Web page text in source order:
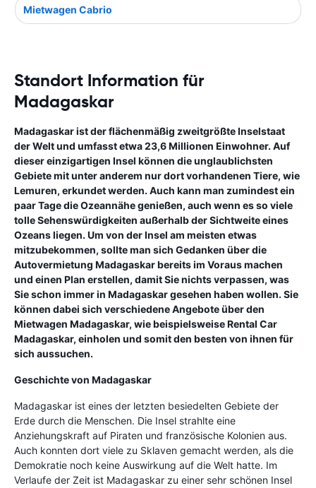
Mietwagen Cabrio
Standort Information für
Madagaskar
Madagaskar ist der flächenmäßig zweitgrößte Inselstaat
der Welt und umfasst etwa 23,6 Millionen Einwohner. Auf
dieser einzigartigen Insel können die unglaublichsten
Gebiete mit unter anderem nur dort vorhandenen Tiere, wie
Lemuren, erkundet werden. Auch kann man zumindest ein
paar Tage die Ozeannähe genießen, auch wenn es so viele
tolle Sehenswürdigkeiten außerhalb der Sichtweite eines
Ozeans liegen. Um von der Insel am meisten etwas
mitzubekommen, sollte man sich Gedanken über die
Autovermietung Madagaskar bereits im Voraus machen
und einen Plan erstellen, damit Sie nichts verpassen, was
Sie schon immer in Madagaskar gesehen haben wollen. Sie
können dabei sich verschiedene Angebote über den
Mietwagen Madagaskar, wie beispielsweise Rental Car
Madagaskar, einholen und somit den besten von ihnen für
sich aussuchen.
Geschichte von Madagaskar
Madagaskar ist eines der letzten besiedelten Gebiete der
Erde durch die Menschen. Die Insel strahlte eine
Anziehungskraft auf Piraten und französische Kolonien aus.
Auch konnten dort viele zu Sklaven gemacht werden, als die
Demokratie noch keine Auswirkung auf die Welt hatte. Im
Verlaufe der Zeit ist Madagaskar zu einer sehr schönen Insel